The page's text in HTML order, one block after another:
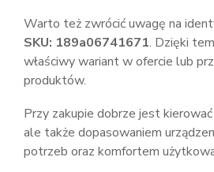
Warto też zwrócić uwagę na
SKU: 189a06741671. Dzięki
właściwy wariant w ofercie lub
produktów.
Przy zakupie dobrze jest
ale także dopasowaniem
potrzeb oraz komfortem